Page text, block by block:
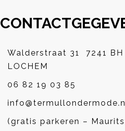
Walderstraat 31 7241 BH
LOCHEM
06 82 19 03 85
(gratis parkeren –